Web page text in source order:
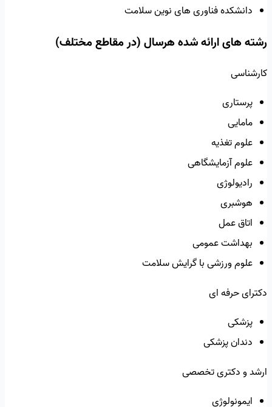
دانشکده فناوری های نوین سلامت
رشته های ارائه شده هرسال (در مقاطع مختلف)
کارشناسی
پرستاری
مامایی
علوم تغذیه
علوم آزمایشگاهی
رادیولوژی
هوشبری
اتاق عمل
بهداشت عمومی
علوم ورزشی با گرایش سلامت
دکترای حرفه ای
پزشکی
دندان پزشکی
ارشد و دکتری تخصصی
ایمونولوژی